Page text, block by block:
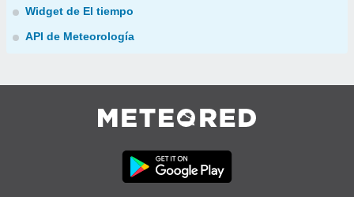
Widget de El tiempo
API de Meteorología